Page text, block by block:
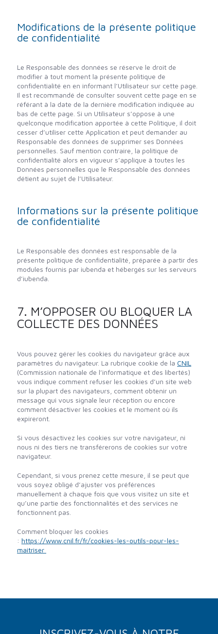
Modifications de la présente politique
de confidentialité
Le Responsable des données se réserve le droit de
modifier à tout moment la présente politique de
confidentialité en en informant l’Utilisateur sur cette page.
Il est recommandé de consulter souvent cette page en se
référant à la date de la dernière modification indiquée au
bas de cette page. Si un Utilisateur s’oppose à une
quelconque modification apportée à cette Politique, il doit
cesser d’utiliser cette Application et peut demander au
Responsable des données de supprimer ses Données
personnelles. Sauf mention contraire, la politique de
confidentialité alors en vigueur s’applique à toutes les
Données personnelles que le Responsable des données
détient au sujet de l’Utilisateur.
Informations sur la présente politique
de confidentialité
Le Responsable des données est responsable de la
présente politique de confidentialité, préparée à partir des
modules fournis par iubenda et hébergés sur les serveurs
d’iubenda.
7. M’OPPOSER OU BLOQUER LA
COLLECTE DES DONNÉES
Vous pouvez gérer les cookies du navigateur grâce aux
paramètres du navigateur. La rubrique cookie de la CNIL
(Commission nationale de l’informatique et des libertés)
vous indique comment refuser les cookies d’un site web
sur la plupart des navigateurs, comment obtenir un
message qui vous signale leur réception ou encore
comment désactiver les cookies et le moment où ils
expireront.
Si vous désactivez les cookies sur votre navigateur, ni
nous ni des tiers ne transférerons de cookies sur votre
navigateur.
Cependant, si vous prenez cette mesure, il se peut que
vous soyez obligé d’ajuster vos préférences
manuellement à chaque fois que vous visitez un site et
qu’une partie des fonctionnalités et des services ne
fonctionnent pas.
Comment bloquer les cookies
: https://www.cnil.fr/fr/cookies-les-outils-pour-les-
maitriser